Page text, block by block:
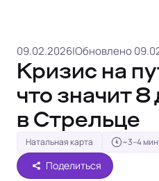
09.02.2026|Обновлено
Кризис на
что значит 8
в Стрельце
Натальная карта ~3–4
Поделиться